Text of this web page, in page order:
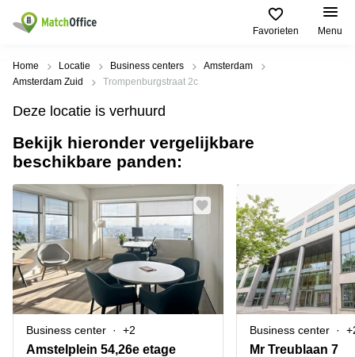
Favorieten Menu
Huren / Verhuren
Productpagina's
Kantoorruimten
Business
Flexplekken
Coworking
Spaces
Vergaderruimten
Virtueel
Kantoor
Bedrijfsruimte
Populaire
Steden
Alkmaar
Oost
Amsterdam
Westpoort
Bergen
op
Zoom
Amersfoort
Breda
Populaire
zoekopdrachten
Kantoorruimte
in Breda
Kantoor
huren
Bergen
op
Zoom
Kantoor
huren
Tiel
Kantoor
huren
Help
Over ons
Voeg je kantoorruimte toe
Huurprijs
Log in
Home Locatie Business centers
Amsterdam
Amsterdam Zuid
Trompenburgstraat 2c
Deze locatie is verhuurd
Bekijk hieronder vergelijkbare
beschikbare panden:
Business center +2
Amstelplein 54,26e etage
Business center
Mr Treublaan 7